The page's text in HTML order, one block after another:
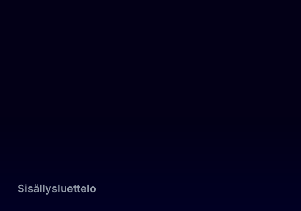
Sisällysluettelo